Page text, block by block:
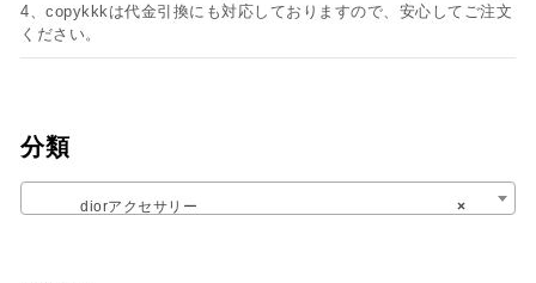
4、copykkkは代金引換にも対応しておりますので、安心してご注文
ください。
分類
×
diorアクセサリー